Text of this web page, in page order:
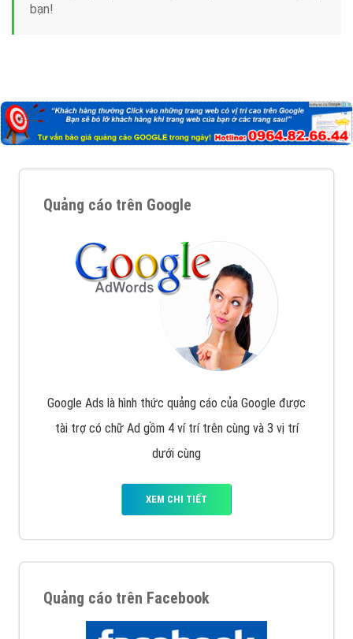
bạn!
Quảng cáo trên Google
Google Ads là hình thức quảng cáo của Google được
tài trợ có chữ Ad gồm 4 ví trí trên cùng và 3 vị trí
dưới cùng
XEM CHI TIẾT
Quảng cáo trên Facebook